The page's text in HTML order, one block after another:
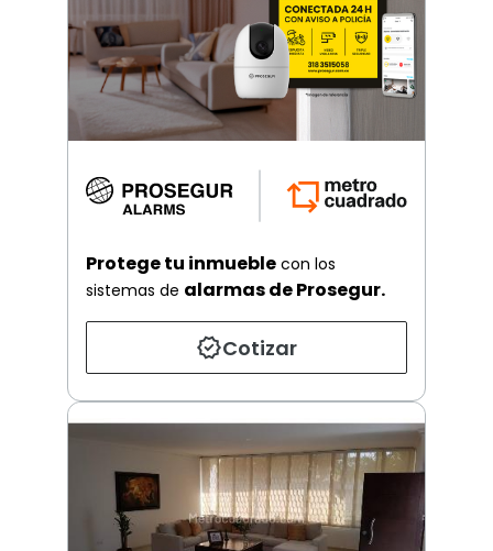
Protege tu inmueble con los
sistemas de alarmas de Prosegur.
Cotizar